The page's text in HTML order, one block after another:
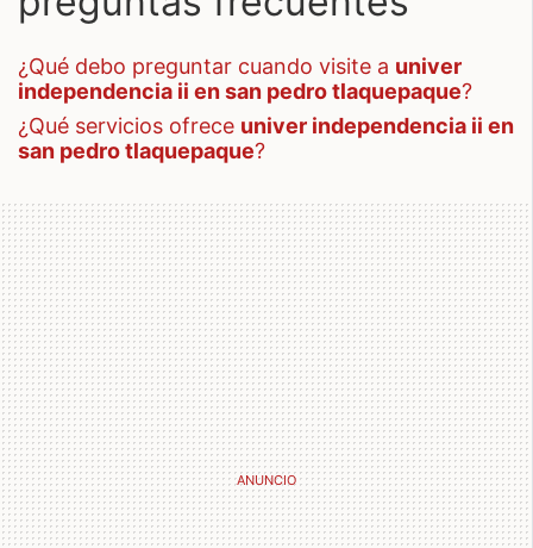
¿qué debo preguntar cuando visite a univer
independencia ii en san pedro tlaquepaque?
¿qué servicios ofrece univer independencia ii en
san pedro tlaquepaque?